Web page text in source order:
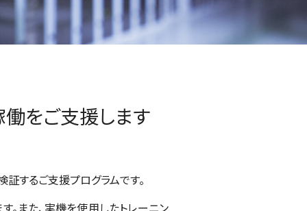
をご支援します
するご支援プログラムです。
また、実機を使用したトレーニン